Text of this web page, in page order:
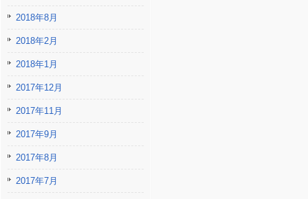
2018年8月
2018年2月
2018年1月
2017年12月
2017年11月
2017年9月
2017年8月
2017年7月